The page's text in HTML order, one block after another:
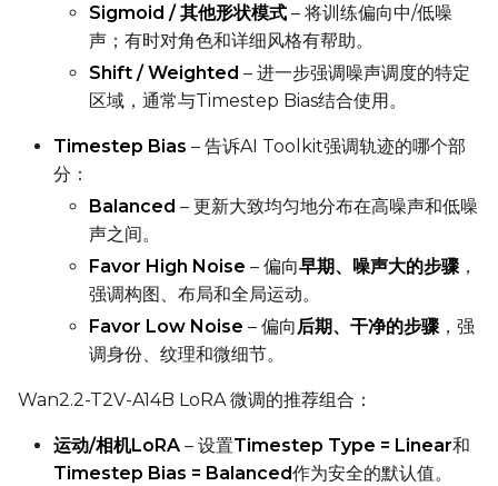
Sigmoid / 其他形状模式 – 将训练偏向中/低噪
声；有时对角色和详细风格有帮助。
Shift / Weighted – 进一步强调噪声调度的特定
区域，通常与Timestep Bias结合使用。
Timestep Bias – 告诉AI Toolkit强调轨迹的哪个部
分：
Balanced – 更新大致均匀地分布在高噪声和低噪
声之间。
Favor High Noise – 偏向早期、噪声大的步骤，
强调构图、布局和全局运动。
Favor Low Noise – 偏向后期、干净的步骤，强
调身份、纹理和微细节。
Wan2.2-T2V-A14B LoRA 微调的推荐组合：
运动/相机LoRA – 设置Timestep Type = Linear和
Timestep Bias = Balanced作为安全的默认值。